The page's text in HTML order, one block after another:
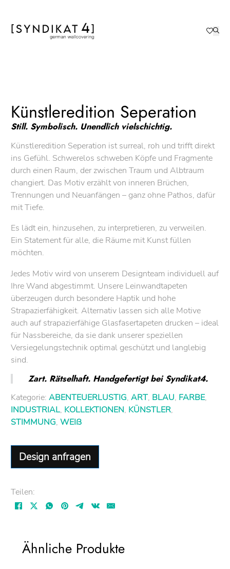
Künstleredition Seperation
Still. Symbolisch. Unendlich vielschichtig.
Künstleredition Seperation ist surreal, roh und trifft direkt
ins Gefühl. Schwerelos schweben Köpfe und Fragmente
durch einen Raum, der zwischen Traum und Albtraum
changiert. Das Motiv erzählt von inneren Brüchen,
Trennungen und Neuanfängen – ganz ohne Pathos, dafür
mit Tiefe.
Es lädt ein, hinzusehen, zu interpretieren, zu verweilen.
Ein Statement für alle, die Räume mit Kunst füllen
möchten.
Jedes Motiv wird von unserem Designteam individuell auf
Ihre Wand abgestimmt. Unsere Leinwandtapeten
überzeugen durch besondere Haptik und hohe
Strapazierfähigkeit. Alternativ lassen sich alle Motive
auch auf strapazierfähige Glasfasertapeten drucken – ideal
für Nassbereiche, da sie dank unserer speziellen
Versiegelungstechnik optimal geschützt und langlebig
sind.
Zart. Rätselhaft. Handgefertigt bei Syndikat4.
Kategorie:ABENTEUERLUSTIG,ART, BLAU, FARBE,
INDUSTRIAL, KOLLEKTIONEN, KÜNSTLER,
STIMMUNG,WEIß
Design anfragen
Teilen:
Ähnliche Produkte